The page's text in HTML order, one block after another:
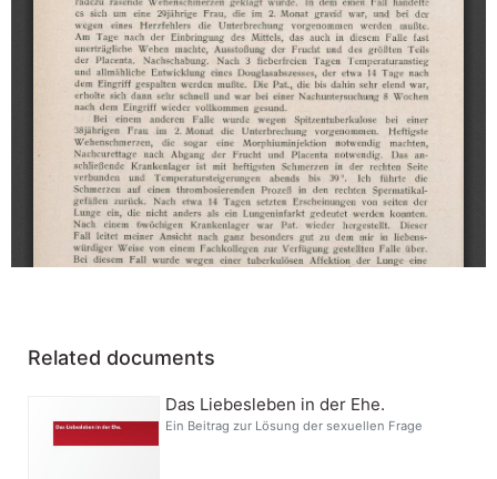
Related documents
Das Liebesleben in der Ehe.
Ein Beitrag zur Lösung der sexuellen Frage